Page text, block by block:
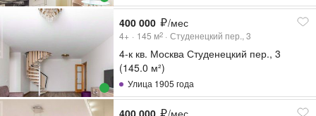
400 000 /мес
4+ 145 м2 Студенецкий пер., 3
4-к кв. Москва Студенецкий пер., 3
(145.0 м²)
Улица 1905 года